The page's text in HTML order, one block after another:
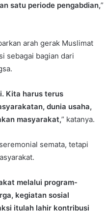
satu periode pengabdian,”
arah gerak Muslimat
sebagai bagian dari
Kita harus terus
dunia usaha,
masyarakat,” katanya.
semata, tetapi
melalui program-
kegiatan sosial
itulah lahir kontribusi